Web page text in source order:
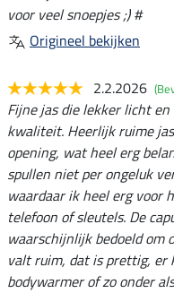
voor veel snoepjes ;) #
Origineel bekijken
2.2.2026
Fijne jas die lekker licht
kwaliteit. Heerlijk ruime
opening, wat heel erg
spullen niet per ongeluk
waardaar ik heel erg voor
telefoon of sleutels. De
waarschijnlijk bedoeld om
valt ruim, dat is prettig, er
bodywarmer of zo onder